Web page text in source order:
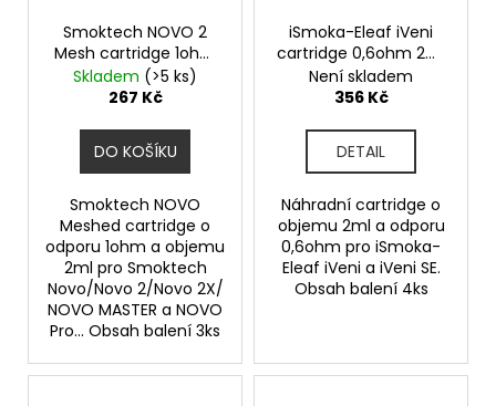
Smoktech NOVO 2
Mesh cartridge 1ohm
2ml 3Pack
Skladem (>5 ks)
267 Kč
DO KOŠÍKU
Smoktech NOVO
Meshed cartridge o
odporu 1ohm a objemu
2ml pro Smoktech
Novo/Novo 2/Novo 2X/
NOVO MASTER a NOVO
Pro... Obsah balení 3ks
iSmoka-Eleaf iVeni
cartridge 0,6ohm 2ml
4pack
Není skladem
356 Kč
DETAIL
Náhradní cartridge o
objemu 2ml a odporu
0,6ohm pro iSmoka-
Eleaf iVeni a iVeni SE.
Obsah balení 4ks